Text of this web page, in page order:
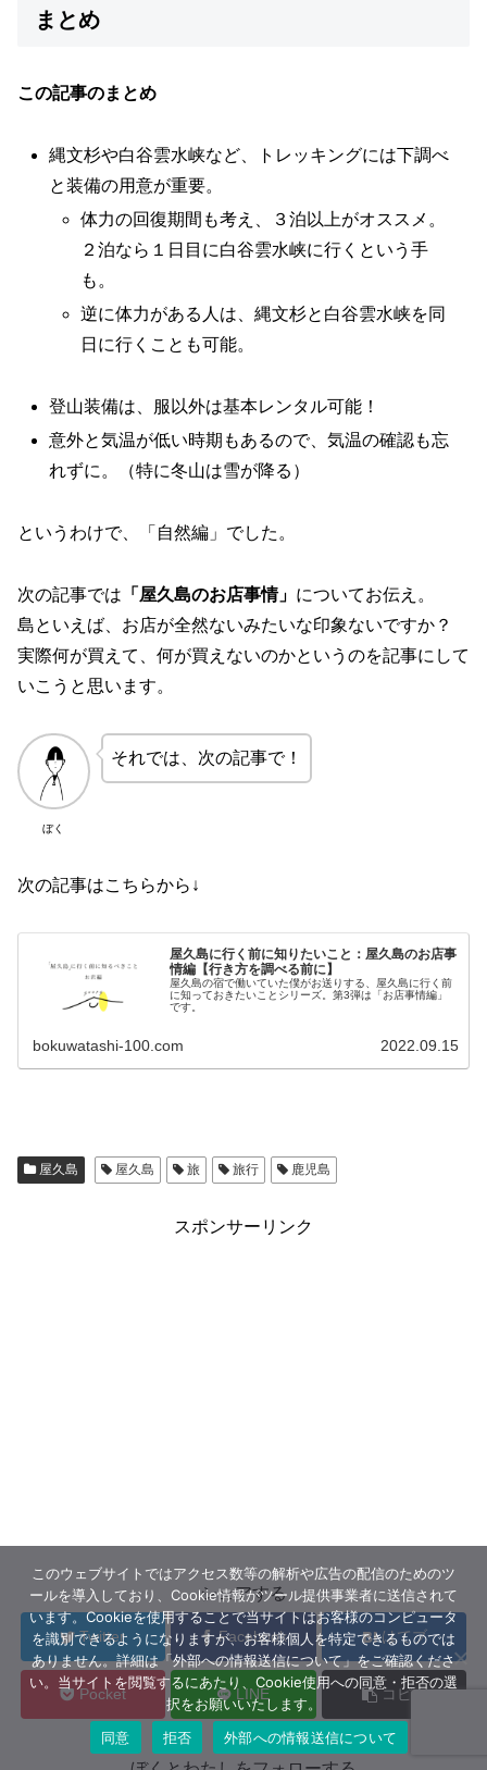
まとめ
この記事のまとめ
縄文杉や白谷雲水峡など、トレッキングには下調べ
と装備の用意が重要。
体力の回復期間も考え、３泊以上がオススメ。
２泊なら１日目に白谷雲水峡に行くという手
も。
逆に体力がある人は、縄文杉と白谷雲水峡を同
日に行くことも可能。
登山装備は、服以外は基本レンタル可能！
意外と気温が低い時期もあるので、気温の確認も忘
れずに。（特に冬山は雪が降る）
というわけで、「自然編」でした。
次の記事では 「屋久島のお店事情」 についてお伝え。
島といえば、お店が全然ないみたいな印象ないですか？
実際何が買えて、何が買えないのかというのを記事にして
いこうと思います。
ぼく
それでは、次の記事で！
次の記事はこちらから↓
屋久島に行く前に知りたいこと：屋久島のお店事
情編【行き方を調べる前に】
屋久島の宿で働いていた僕がお送りする、屋久島に行く前
に知っておきたいことシリーズ。第3弾は「お店事情編」
です。
bokuwatashi-100.com 2022.09.15
屋久島 屋久島 旅 旅行 鹿児島
スポンサーリンク
シェアする
Twitter Facebook はてブ
Pocket LINE コピー
このウェブサイトではアクセス数等の解析や広告の配信のためのツ
ールを導入しており、Cookie情報がツール提供事業者に送信されて
います。Cookieを使用することで当サイトはお客様のコンピュータ
を識別できるようになりますが、お客様個人を特定できるものでは
ありません。詳細は「外部への情報送信について」をご確認くださ
い。当サイトを閲覧するにあたり、Cookie使用への同意・拒否の選
択をお願いいたします。
同意
拒否 外部への情報送信について